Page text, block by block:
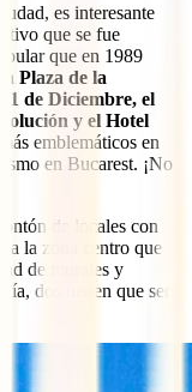
es interesante
que se fue
que en 1989
La Plaza de la
de Diciembre, el
y el Hotel
emblemáticos en
en Bucarest. ¡No
de locales con
la zona centro que
de murales y
dos tienen que ser